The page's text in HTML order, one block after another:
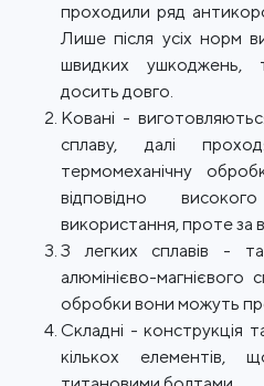
проходили ряд
Лише після усіх норм
швидких ушкоджень,
досить довго.
Ковані -
сплаву, далі
термомеханічну
відповідно
використання, проте за
З легких сплавів -
алюмінієво-магнієвого
обробки вони можуть
Складні - конструкція
кількох елементів,